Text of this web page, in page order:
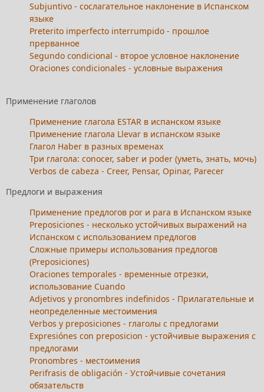
Subjuntivo - сослагательное наклонение в Испанском
языке
Preterito imperfecto interrumpido - прошлое
прерванное
Segundo condicional - второе условное наклонение
Oraciones condicionales - условные выражения
Применение глаголов
Применение глагола ESTAR в испанском языке
Применение глагола Llevar в испанском языке
Глагол Haber в разных временах
Три глагола: conocer, saber и poder (уметь, знать, мочь)
Verbos de cabeza - Creer, Pensar, Opinar, Parecer
Предлоги и выражения
Применение предлогов por и para в Испанском языке
Preposiciones - несколько устойчивых выражений на
Испанском с использованием предлогов
Сложные примеры использования предлогов
(Preposiсiones)
Oraciones temporales - временные отрезки,
использование Cuando
Adjetivos y pronombres indefinidos - Прилагательные и
неопределенные местоимения
Verbos y preposiciones - глаголы с предлогами
Expresiónes con preposicion - устойчивые выражения с
предлогами
Pronombres - местоимения
Perifrasis de obligación - Устойчивые сочетания
обязательств